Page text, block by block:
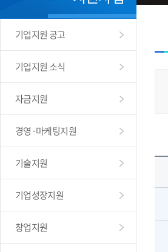
기업지원 공고
기업지원 소식
자금지원
경영·마케팅지원
기술지원
기업성장지원
창업지원